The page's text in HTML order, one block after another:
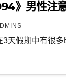
》男性注
3天假期中有很